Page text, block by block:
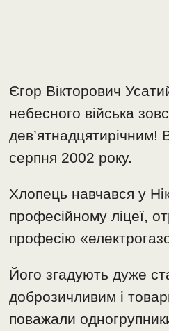
Єгор Вікторович
небесного війська
дев’ятнадцятирічним!
серпня 2002 року.
Хлопець навчався у
професійному ліцеї,
професію
Його згадують дуже
доброзичливим і
поважали